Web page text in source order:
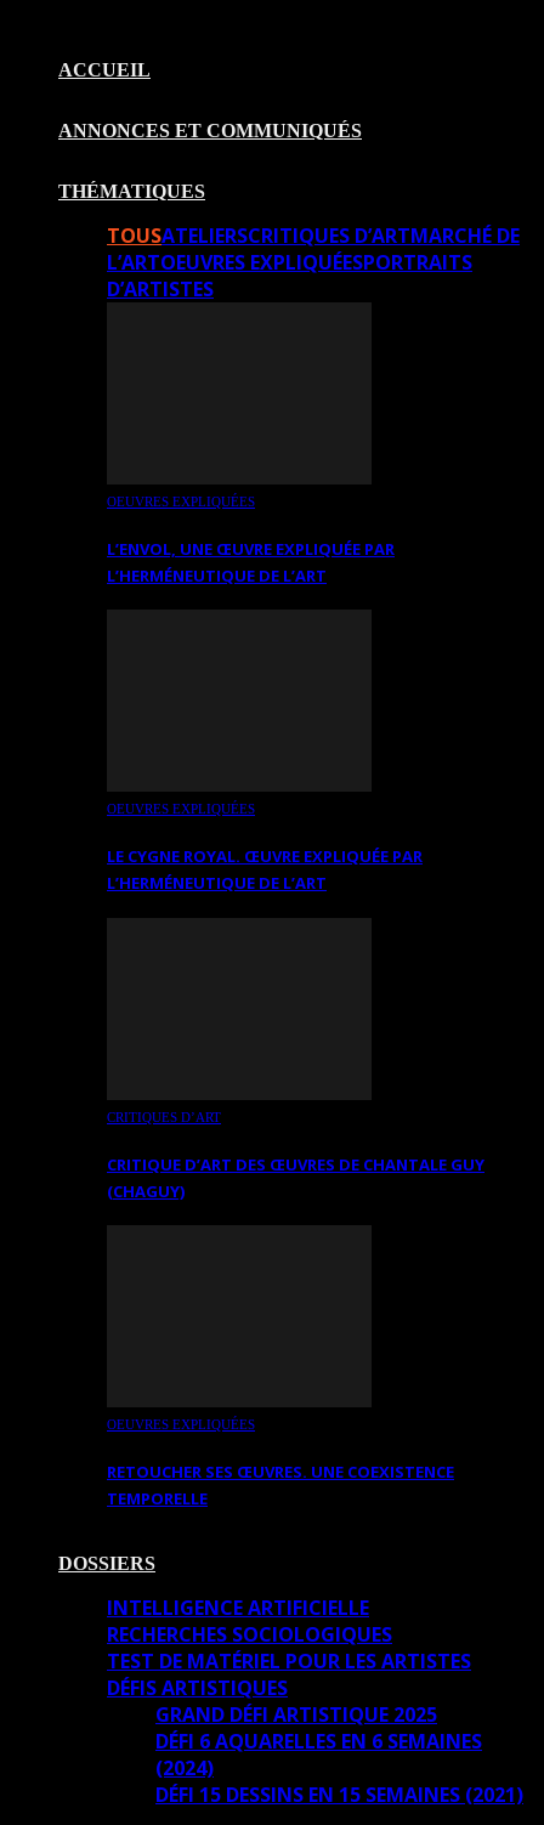
ACCUEIL
ANNONCES ET COMMUNIQUÉS
THÉMATIQUES
TOUSATELIERSCRITIQUES D’ARTMARCHÉ DE
L’ARTOEUVRES EXPLIQUÉESPORTRAITS
D’ARTISTES
OEUVRES EXPLIQUÉES
L’ENVOL, UNE ŒUVRE EXPLIQUÉE PAR
L’HERMÉNEUTIQUE DE L’ART
OEUVRES EXPLIQUÉES
LE CYGNE ROYAL. ŒUVRE EXPLIQUÉE PAR
L’HERMÉNEUTIQUE DE L’ART
CRITIQUES D’ART
CRITIQUE D’ART DES ŒUVRES DE CHANTALE GUY
(CHAGUY)
OEUVRES EXPLIQUÉES
RETOUCHER SES ŒUVRES. UNE COEXISTENCE
TEMPORELLE
DOSSIERS
INTELLIGENCE ARTIFICIELLE
RECHERCHES SOCIOLOGIQUES
TEST DE MATÉRIEL POUR LES ARTISTES
DÉFIS ARTISTIQUES
GRAND DÉFI ARTISTIQUE 2025
DÉFI 6 AQUARELLES EN 6 SEMAINES
(2024)
DÉFI 15 DESSINS EN 15 SEMAINES (2021)